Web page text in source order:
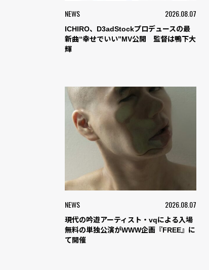
NEWS 2026.08.07
ICHIRO、D3adStockプロデュースの最
新曲“幸せでいい”MV公開 監督は鴨下大
輝
NEWS 2026.08.07
現代の吟遊アーティスト・vqによる入場
無料の単独公演がWWW企画『FREE』に
て開催